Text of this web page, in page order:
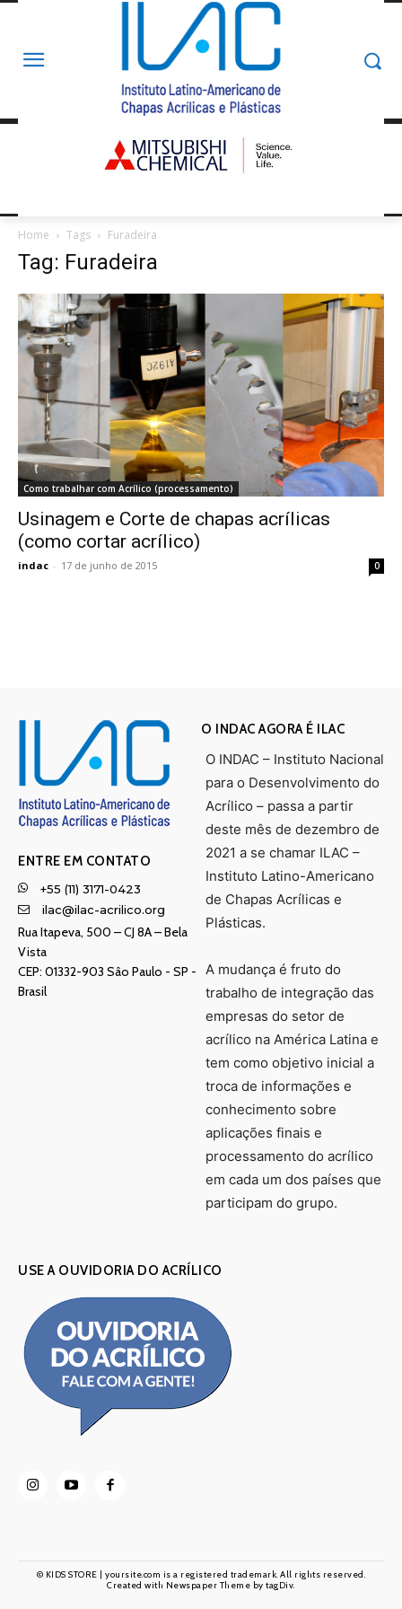
Home Tags Furadeira
Tag: Furadeira
Como trabalhar com Acrílico (processamento)
Usinagem e Corte de chapas acrílicas
(como cortar acrílico)
indac - 17 de junho de 2015 0
ENTRE EM CONTATO
+55 (11) 3171-0423
ilac@ilac-acrilico.org
Rua Itapeva, 500 – CJ 8A – Bela
Vista
CEP: 01332-903 Sâo Paulo - SP -
Brasil
O INDAC AGORA É ILAC
O INDAC – Instituto Nacional
para o Desenvolvimento do
Acrílico – passa a partir
deste mês de dezembro de
2021 a se chamar ILAC –
Instituto Latino-Americano
de Chapas Acrílicas e
Plásticas.
A mudança é fruto do
trabalho de integração das
empresas do setor de
acrílico na América Latina e
tem como objetivo inicial a
troca de informações e
conhecimento sobre
aplicações finais e
processamento do acrílico
em cada um dos países que
participam do grupo.
USE A OUVIDORIA DO ACRÍLICO
© KIDS STORE | yoursite.com is a registered trademark. All rights reserved.
Created with Newspaper Theme by tagDiv.